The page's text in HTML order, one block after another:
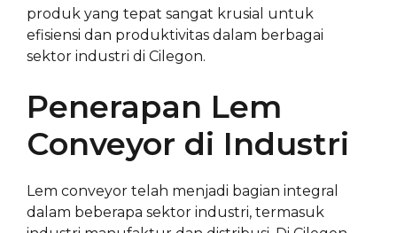
produk yang tepat sangat krusial untuk
efisiensi dan produktivitas dalam berbagai
sektor industri di Cilegon.
Penerapan Lem
Conveyor di Industri
Lem conveyor telah menjadi bagian integral
dalam beberapa sektor industri, termasuk